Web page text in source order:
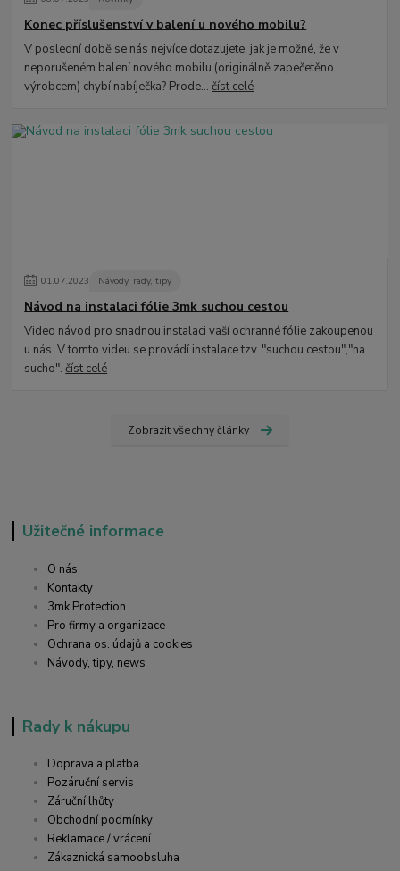
Konec příslušenství v balení u nového mobilu?
V poslední době se nás nejvíce dotazujete, jak je možné, že v
neporušeném balení nového mobilu (originálně zapečetěno
výrobcem) chybí nabíječka? Prode...číst celé
01.07.2023 Návody, rady, tipy
Návod na instalaci fólie 3mk suchou cestou
Video návod pro snadnou instalaci vaší ochranné fólie zakoupenou
u nás. V tomto videu se provádí instalace tzv. "suchou cestou","na
sucho".číst celé
Zobrazit všechny články
Užitečné informace
O nás
Kontakty
3mk Protection
Pro firmy a organizace
Ochrana os. údajů a cookies
Návody, tipy, news
Rady k nákupu
Doprava a platba
Pozáruční servis
Záruční lhůty
Obchodní podmínky
Reklamace / vrácení
Zákaznická samoobsluha